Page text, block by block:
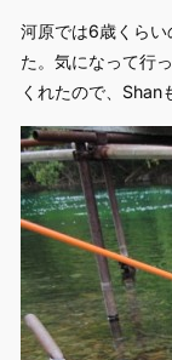
河原では6歳くら
た。気になって行
くれたので、Shan